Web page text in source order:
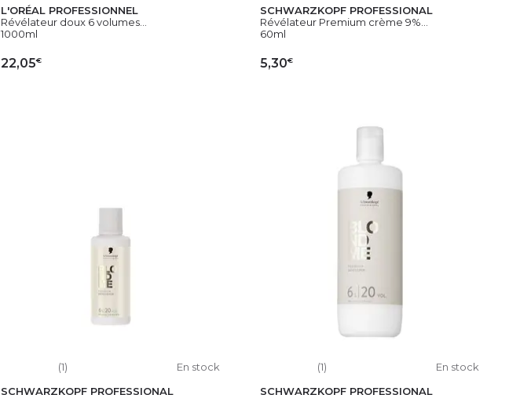
L'ORÉAL PROFESSIONNEL
Révélateur doux 6 volumes...
1000ml
22,05€
SCHWARZKOPF PROFESSIONAL
Révélateur Premium crème 9%...
60ml
5,30€
(1)
En stock
SCHWARZKOPF PROFESSIONAL
(1)
En stock
SCHWARZKOPF PROFESSIONAL